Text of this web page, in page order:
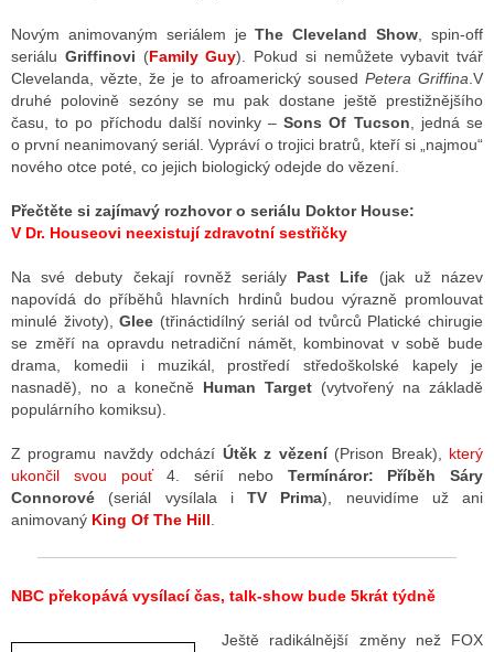
Novým animovaným seriálem jeThe Cleveland Show , spin-off
seriálu Griffinovi (Family Guy). Pokud si nemůžete vybavit tvář
Clevelanda, vězte, že je to afroamerický soused Petera Griffina .V
druhé polovině sezóny se mu pak dostane ještě prestižnějšího
času, to po příchodu další novinky –Sons Of Tucson , jedná se
o první neanimovaný seriál. Vypráví o trojici bratrů, kteří si „najmou“
nového otce poté, co jejich biologický odejde do vězení.
Přečtěte si zajímavý rozhovor o seriálu Doktor House:
V Dr. Houseovi neexistují zdravotní sestřičky
Na své debuty čekají rovněž seriály Past Life (jak už název
napovídá do příběhů hlavních hrdinů budou výrazně promlouvat
minulé životy),Glee (třináctidílný seriál od tvůrců Platické chirugie
se změří na opravdu netradiční námět, kombinovat v sobě bude
drama, komedii i muzikál, prostředí středoškolské kapely je
nasnadě), no a konečně Human Target (vytvořený na základě
populárního komiksu).
Z programu navždy odchází Útěk z vězení(Prison Break), který
ukončil svou pouť4. sérií nebo Termínáror: Příběh Sáry
Connorové (seriál vysílala i TV Prima), neuvidíme už ani
animovaný King Of The Hill
NBC překopává vysílací čas, talk-show bude 5krát týdně
Ještě radikálnější změny než FOX